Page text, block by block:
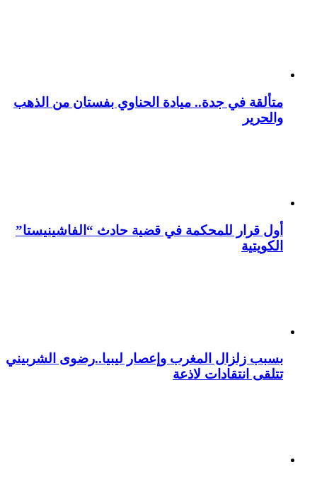
متألقة في جدة.. ميادة الحناوي بفستان من الذهب
والحرير
أول قرار للمحكمة في قضية حادث “الفاشينيستا”
الكويتية
بسبب زلزال المغرب وإعصار ليبيا..رضوى الشربيني
تتلقى انتقادات لاذعة